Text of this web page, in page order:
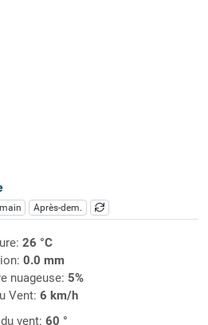
Après-dem.
26 °C
0.0 mm
nuageuse: 5%
Vent: 6 km/h
vent: 60 °